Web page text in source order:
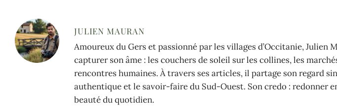
JULIEN MAURAN
Amoureux du Gers et passionné par les villages d’Occitanie, Julien
capturer son âme : les couchers de soleil sur les collines, les
rencontres humaines. À travers ses articles, il partage son regard
authentique et le savoir-faire du Sud-Ouest. Son credo : redonner
beauté du quotidien.